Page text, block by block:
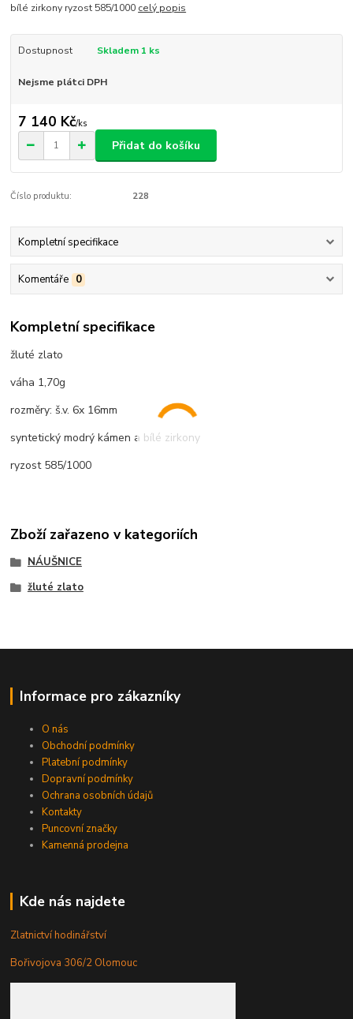
bílé zirkony ryzost 585/1000 celý popis
Dostupnost Skladem 1 ks
Nejsme plátci DPH
7 140 Kč/ks
Přidat do košíku
Číslo produktu: 228
Kompletní specifikace
Komentáře 0
Kompletní specifikace
žluté zlato
váha 1,70g
rozměry: š.v. 6x 16mm
syntetický modrý kámen a bílé zirkony
ryzost 585/1000
Zboží zařazeno v kategoriích
NÁUŠNICE
žluté zlato
Informace pro zákazníky
O nás
Obchodní podmínky
Platební podmínky
Dopravní podmínky
Ochrana osobních údajů
Kontakty
Puncovní značky
Kamenná prodejna
Kde nás najdete
Zlatnictví hodinářství
Bořivojova 306/2 Olomouc